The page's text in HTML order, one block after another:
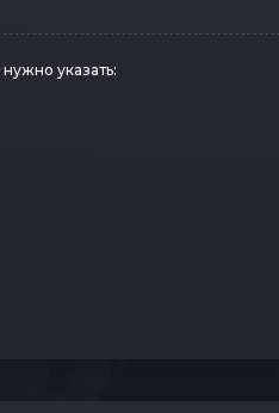
нужно указать: